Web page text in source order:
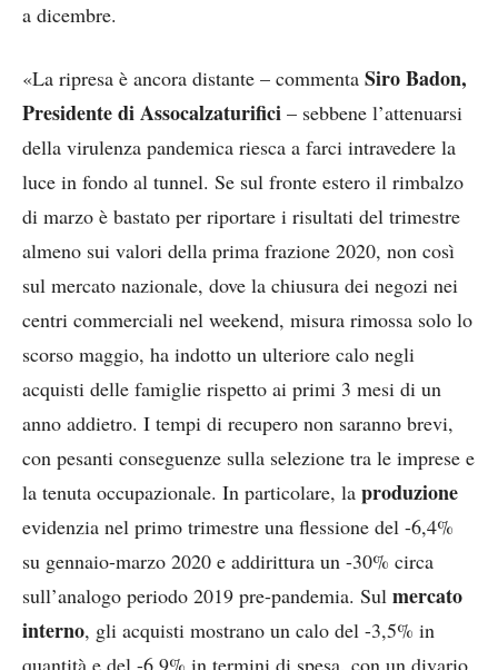
a dicembre.
«La ripresa è ancora distante – commenta Siro Badon,
Presidente di Assocalzaturifici – sebbene l’attenuarsi
della virulenza pandemica riesca a farci intravedere la
luce in fondo al tunnel. Se sul fronte estero il rimbalzo
di marzo è bastato per riportare i risultati del trimestre
almeno sui valori della prima frazione 2020, non così
sul mercato nazionale, dove la chiusura dei negozi nei
centri commerciali nel weekend, misura rimossa solo lo
scorso maggio, ha indotto un ulteriore calo negli
acquisti delle famiglie rispetto ai primi 3 mesi di un
anno addietro. I tempi di recupero non saranno brevi,
con pesanti conseguenze sulla selezione tra le imprese e
la tenuta occupazionale. In particolare, la produzione
evidenzia nel primo trimestre una flessione del -6,4%
su gennaio-marzo 2020 e addirittura un -30% circa
sull’analogo periodo 2019 pre-pandemia. Sul mercato
interno, gli acquisti mostrano un calo del -3,5% in
quantità e del -6,9% in termini di spesa, con un divario